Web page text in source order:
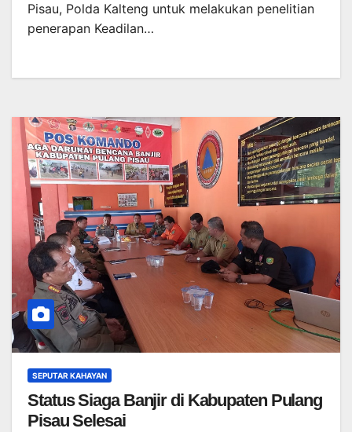
Pisau, Polda Kalteng untuk melakukan penelitian
penerapan Keadilan…
SEPUTAR KAHAYAN
Status Siaga Banjir di Kabupaten Pulang
Pisau Selesai